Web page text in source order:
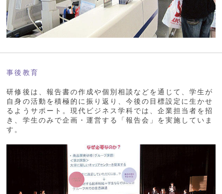
事後教育
研修後は、報告書の作成や個別相談などを通じて、学生が
自身の活動を積極的に振り返り、今後の目標設定に生かせ
るようサポート。現代ビジネス学科では、企業担当者を招
き、学生のみで企画・運営する「報告会」を実施していま
す。